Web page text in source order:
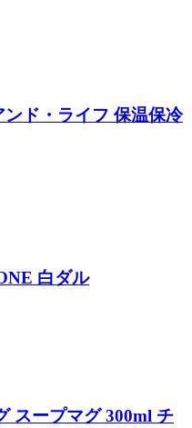
ド・ライフ 保温保冷
白ダル
ープマグ 300ml チ